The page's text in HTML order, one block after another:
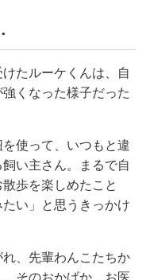
たルーケくんは、自
くなった様子だった
使って、いつもと違
い主さん。まるで自
歩を楽しめたこと
い」と思うきっかけ
、先輩わんこたちか
そのおかげか、お医